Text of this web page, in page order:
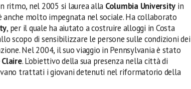
ritmo, nel 2005 si laurea alla Columbia University in
anche molto impegnata nel sociale. Ha collaborato
, per il quale ha aiutato a costruire alloggi in Costa
scopo di sensibilizzare le persone sulle condizioni dei
Nel 2004, il suo viaggio in Pennsylvania è stato
. L’obiettivo della sua presenza nella città di
trattati i giovani detenuti nel riformatorio della